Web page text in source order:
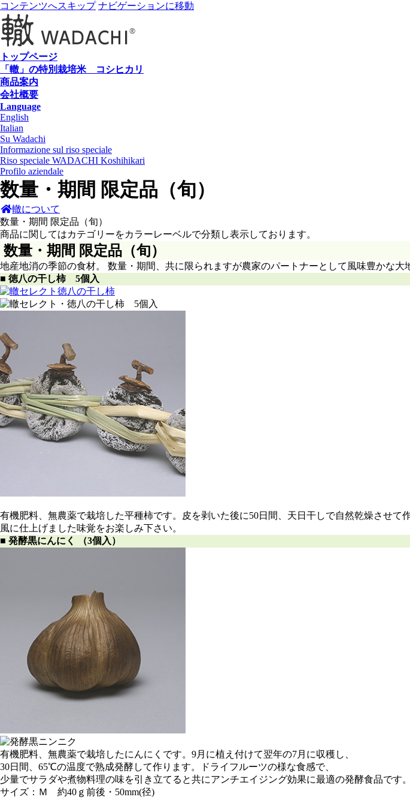
コンテンツへスキップ ナビゲーションに移動
トップページ
「轍」の特別栽培米 コシヒカリ
商品案内
会社概要
Language
English
Italian
Su Wadachi
Informazione sul riso speciale
Riso speciale WADACHI Koshihikari
Profilo aziendale
数量・期間 限定品（旬）
轍について
数量・期間 限定品（旬）
商品に関してはカテゴリーをカラーレーベルで分類し表示しております。
数量・期間 限定品（旬）
地産地消の季節の食材。 数量・期間、共に限られますが農家のパートナーとして風味豊かな大
■ 徳八の干し柿 5個入
有機肥料、無農薬で栽培した平種柿です。皮を剥いた後に50日間、天日干しで自然乾燥させ
風に仕上げました味覚をお楽しみ下さい。
■ 発酵黒にんにく （3個入）
有機肥料、無農薬で栽培したにんにくです。9月に植え付けて翌年の7月に収穫し、
30日間、65℃の温度で熟成発酵して作ります。ドライフルーツの様な食感で、
少量でサラダや煮物料理の味を引き立てると共にアンチエイジング効果に最適の発酵食品です。
サイズ：Ｍ 約40ｇ前後・50mm(径)